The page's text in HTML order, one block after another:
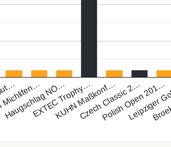
Haugschlag NÖ…
EXTEC Trophy…
KUHN Maßkonf…
Czech Classic 2…
Polish Open 201…
Leipziger